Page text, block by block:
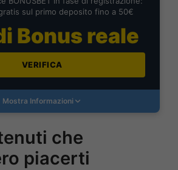
sul primo deposito fino a 50€
Bonus reale
VERIFICA
Mostra Informazioni
che
piacerti